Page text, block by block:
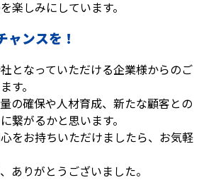
楽しみにしています。
ャンスを！
となっていただける企業様からのご
す。
の確保や人材育成、新たな顧客との
繋がるかと思います。
をお持ちいただけましたら、お気軽
ありがとうございました。